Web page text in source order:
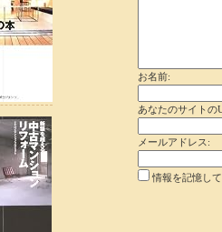
お名前:
あなたのサイトの
メールアドレス:
情報を記憶し